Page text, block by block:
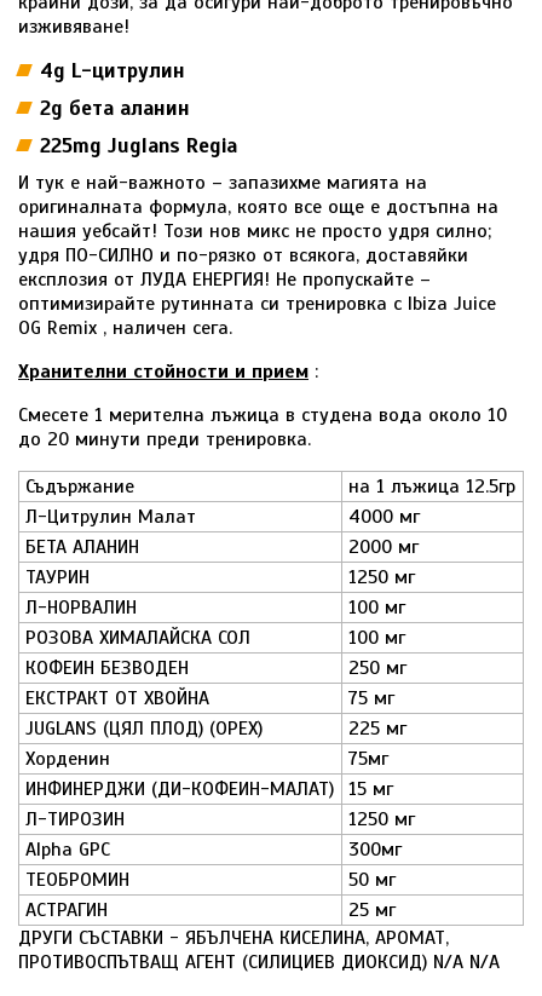
изживяване!
4g L-цитрулин
2g бета аланин
225mg Juglans Regia
И тук е най-важното – запазихме магията на
оригиналната формула, която все още е достъпна на
нашия уебсайт! Този нов микс не просто удря силно;
удря ПО-СИЛНО и по-рязко от всякога, доставяйки
експлозия от ЛУДА ЕНЕРГИЯ! Не пропускайте –
оптимизирайте рутинната си тренировка с Ibiza Juice
OG Remix , наличен сега.
Хранителни стойности и прием :
Смесете 1 мерителна лъжица в студена вода около 10
до 20 минути преди тренировка.
Съдържание
на 1 лъжица 12.5гр
Л-Цитрулин Малат
4000 мг
БЕТА АЛАНИН
2000 мг
ТАУРИН
1250 мг
Л-НОРВАЛИН
100 мг
РОЗОВА ХИМАЛАЙСКА СОЛ
100 мг
КОФЕИН БЕЗВОДЕН
250 мг
ЕКСТРАКТ ОТ ХВОЙНА
75 мг
JUGLANS (ЦЯЛ ПЛОД) (ОРЕХ)
225 мг
Хорденин
75мг
ИНФИНЕРДЖИ (ДИ-КОФЕИН-МАЛАТ) 15 мг
Л-ТИРОЗИН
1250 мг
Alpha GPC
300мг
ТЕОБРОМИН
50 мг
АСТРАГИН
25 мг
ДРУГИ СЪСТАВКИ - ЯБЪЛЧЕНА КИСЕЛИНА, АРОМАТ,
ПРОТИВОСПЪТВАЩ АГЕНТ (СИЛИЦИЕВ ДИОКСИД) N/A N/A